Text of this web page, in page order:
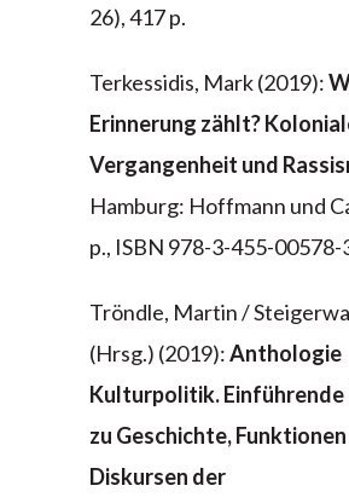
26), 417 p.
Terkessidis, Mark (2019):
Erinnerung zählt?
Vergangenheit und
Hamburg: Hoffmann und
p., ISBN 978-3-455-00578-
Tröndle, Martin /
(Hrsg.) (2019):Anthologie
Kulturpolitik.
zu Geschichte,
Diskursen der